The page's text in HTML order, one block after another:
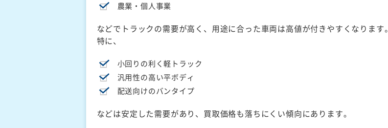
農業・個人事業
などでトラックの需要が高く、用途に合った車両は高値が付きやすくなります。
特に、
小回りの利く軽トラック
汎用性の高い平ボディ
配送向けのバンタイプ
などは安定した需要があり、買取価格も落ちにくい傾向にあります。